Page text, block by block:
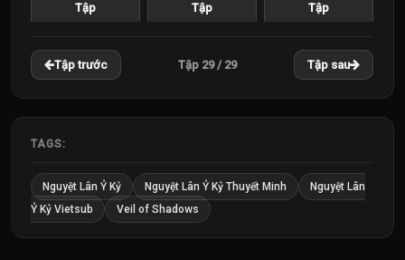
Tập
Tập
Tập
22
Tập
Tập
24
Tập
25
26
27
28
Tập
29
Tập
Tập trước Tập 29 / 29 Tập sau
TAGS:
Nguyệt Lân Ỷ Kỷ Nguyệt Lân Ỷ Kỷ Thuyết Minh
Nguyệt Lân
Ỷ Kỷ Vietsub
Veil of Shadows